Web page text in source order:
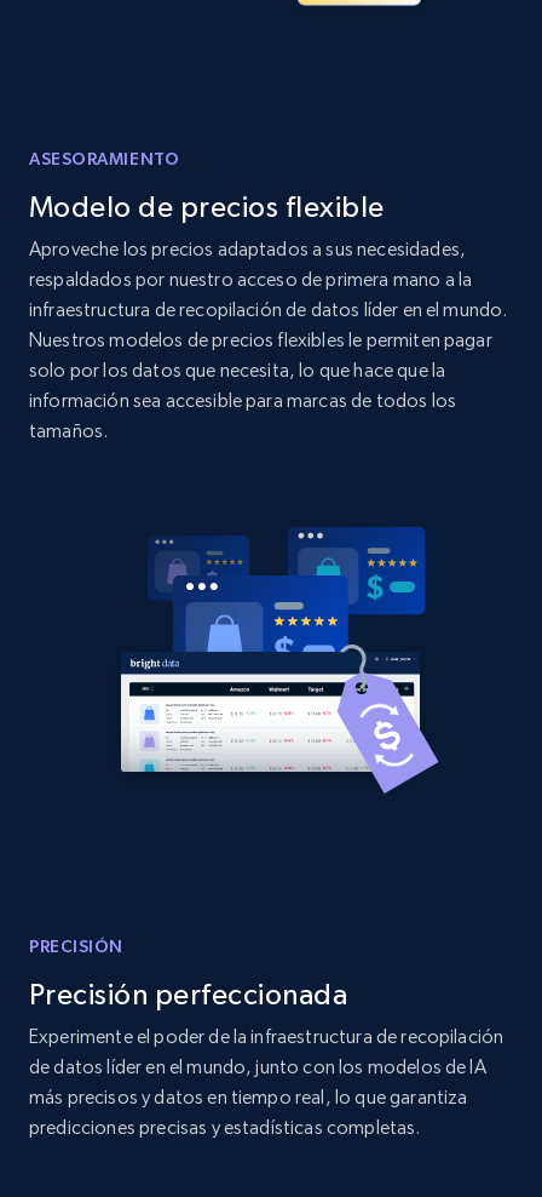
Home Depot US - Discover products by
specified UPC
URL, Domain, Country code, Model number,
Sku, Product id, Product name, Manufacturer,
and more.
2.1K+
Home Depot US - Discovery products by
specific category URL
URL, Domain, Country code, Model number,
Sku, Product id, Product name, Manufacturer,
and more.
355+ Comenzar ahora
more.
2.1K+ 375+ Comenzar ahora
Amazon products global dataset - Collects
ASESORAMIENTO
Modelo de precios flexible
Aproveche los precios adaptados a sus necesidades,
respaldados por nuestro acceso de primera mano a la
infraestructura de recopilación de datos líder en el mundo.
Nuestros modelos de precios flexibles le permiten pagar
solo por los datos que necesita, lo que hace que la
información sea accesible para marcas de todos los
tamaños.
PRECISIÓN
Precisión perfeccionada
Experimente el poder de la infraestructura de recopilación
de datos líder en el mundo, junto con los modelos de IA
más precisos y datos en tiempo real, lo que garantiza
predicciones precisas y estadísticas completas.